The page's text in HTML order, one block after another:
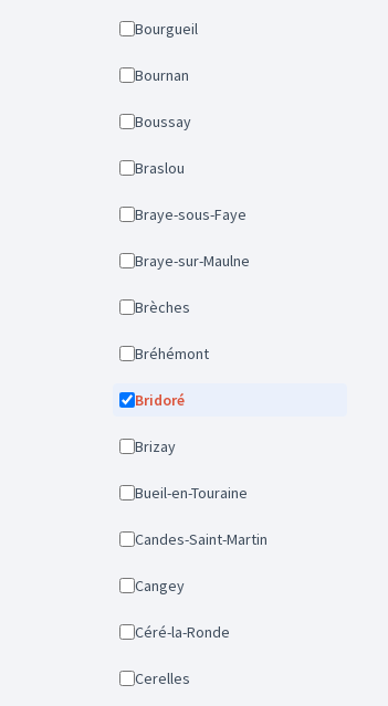
Bourgueil
Bournan
Boussay
Braslou
Braye-sous-Faye
Braye-sur-Maulne
Brèches
Bréhémont
Bridoré
Brizay
Bueil-en-Touraine
Candes-Saint-Martin
Cangey
Céré-la-Ronde
Cerelles